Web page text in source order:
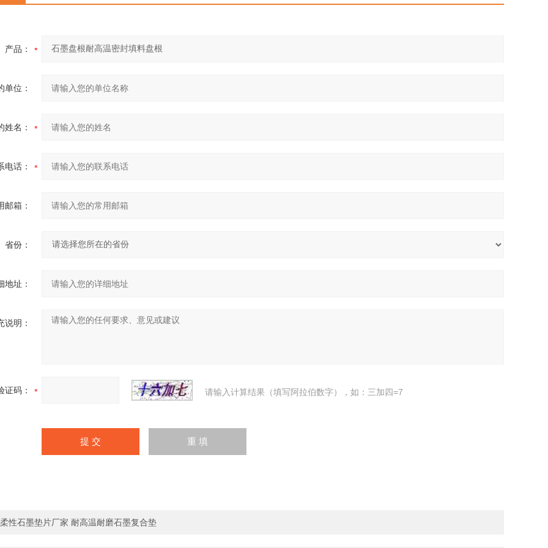
产品：
单位：
姓名：
电话：
邮箱：
省份：
地址：
说明：
证码： 请输入计算结果（填写阿拉伯数字），如：三加四=7
柔性石墨垫片厂家 耐高温耐磨石墨复合垫